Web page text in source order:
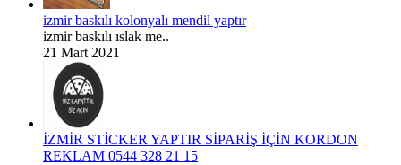
izmir baskılı kolonyalı mendil yaptır
izmir baskılı ıslak me..
21 Mart 2021
İZMİR STİCKER YAPTIR SİPARİŞ İÇİN KORDON
REKLAM 0544 328 21 15